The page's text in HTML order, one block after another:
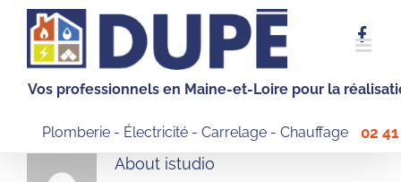
content
Vos professionnels en Maine-et-Loire pour la
Plomberie - Électricité - Carrelage - Chauffage 02
About istudio